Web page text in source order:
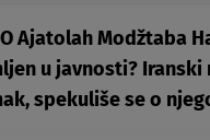
Ajatolah Modžtaba
u javnosti?
spekuliše se o